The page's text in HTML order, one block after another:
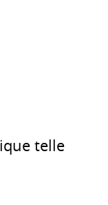
telle